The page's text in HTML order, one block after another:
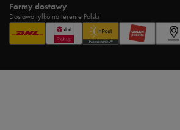
Formy dostawy
Dostawa tylko na terenie Polski